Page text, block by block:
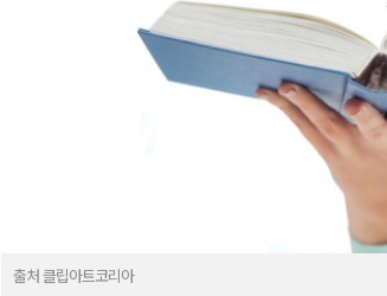
출처 클립아트코리아